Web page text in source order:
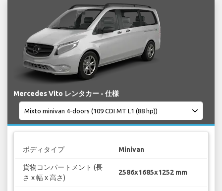
Mercedes Vito レンタカー - 仕様
ボディタイプ Minivan
貨物コンパートメント (長
さ x 幅 x 高さ)
2586x1685x1252 mm